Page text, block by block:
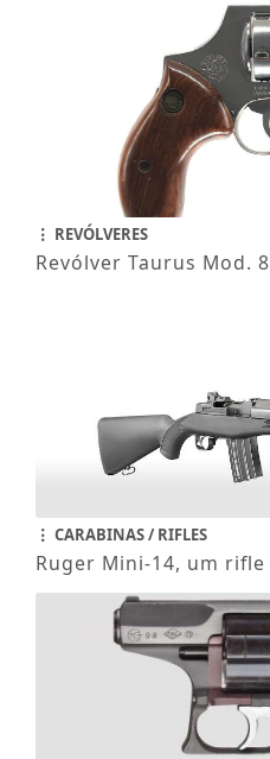
REVÓLVERES
Revólver Taurus Mod.
CARABINAS / RIFLES
Ruger Mini-14, um